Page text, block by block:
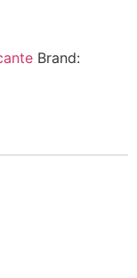
Brand: